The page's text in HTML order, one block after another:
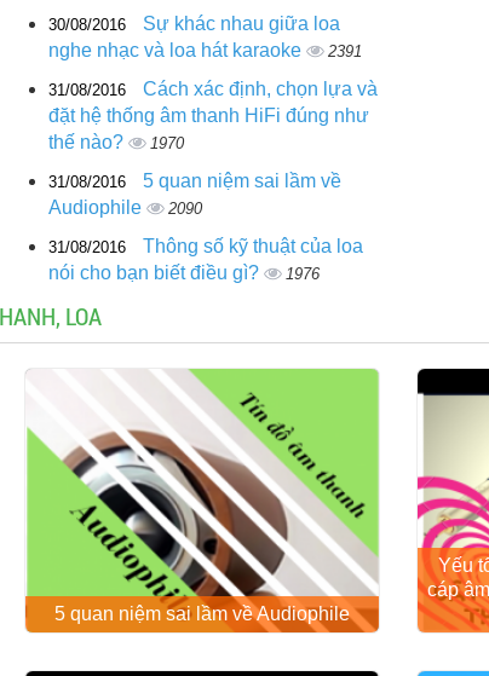
30/08/2016
Sự khác nhau giữa loa
nghe nhạc và loa hát karaoke
2391
31/08/2016
Cách xác định, chọn lựa và
đặt hệ thống âm thanh HiFi đúng như
thế nào?
1970
31/08/2016
5 quan niệm sai lầm về
Audiophile
2090
31/08/2016
Thông số kỹ thuật của loa
nói cho bạn biết điều gì?
1976
LOA
5 quan niệm sai lầm về Audiophile
Yếu
cáp